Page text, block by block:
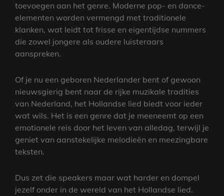
toevoegen aan het genre. Moderne pop- en dance-
elementen worden vermengd met traditionele
klanken, wat leidt tot frisse en eigentijdse nummers
die zowel jongere als oudere luisteraars
aanspreken.
Of je nu een geboren Nederlander bent of gewoon
nieuwsgierig bent naar de rijke muzikale tradities
van Nederland, het Hollandse lied biedt voor ieder
wat wils. Het is een genre dat je meeneemt op een
emotionele reis door het leven van alledag, terwijl je
geniet van aanstekelijke melodieën en meezingbare
teksten.
Dus zet die speakers maar wat harder en dompel
jezelf onder in de wereld van het Hollandse lied.